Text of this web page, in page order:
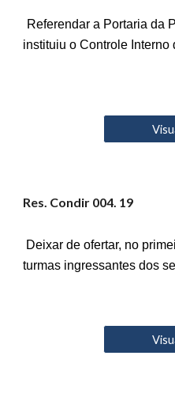
Referendar a Portaria da
instituiu o Controle Interno
Res. Condir 004. 19
Deixar de ofertar, no
turmas ingressantes dos